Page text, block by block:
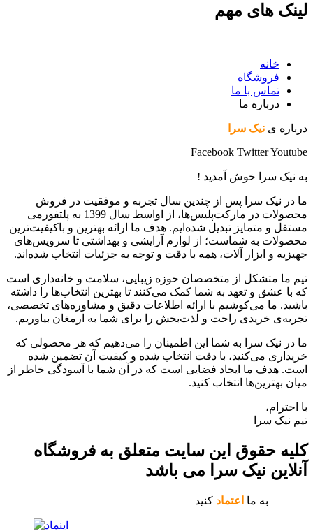
لینک های مهم
خانه
فروشگاه
تماس با ما
درباره ما
درباره ی نیک سرا
Facebook TwitterYoutube
به نیک سرا خوش آمدید !
ما در نیک سرا پس از چندین سال تجربه و موفقیت در فروش
محصولات در مارکت‌پلیس‌ها، از اواسط سال 1399 به پلتفورمی
مستقل و متمایز تبدیل شده‌ایم. هدف ما ارائه بهترین و باکیفیت‌ترین
محصولات به شماست؛ از لوازم آرایشی و بهداشتی تا سرویس‌های
جهیزیه و ابزار آلات، همه با دقت و توجه به جزئیات انتخاب شده‌اند.
تیم ما متشکل از متخصصان حوزه زیبایی، سلامت و خانه‌داری است
که با عشق و تعهد به شما کمک می‌کنند تا بهترین انتخاب‌ها را داشته
باشید. ما می‌کوشیم با ارائه اطلاعات دقیق و مشاوره‌های تخصصی،
تجربه‌ی خریدی راحت و لذت‌بخش را برای شما به ارمغان بیاوریم.
ما در نیک سرا به شما این اطمینان را می‌دهیم که هر محصولی که
خریداری می‌کنید، با دقت انتخاب شده و کیفیت آن تضمین شده
است. هدف ما ایجاد فضایی است که در آن شما با آسودگی خاطر از
میان بهترین‌ها انتخاب کنید.
با احترام،
تیم نیک سرا
کلیه حقوق این سایت متعلق به فروشگاه
آنلاین نیک سرا می باشد
به ما اعتماد کنید